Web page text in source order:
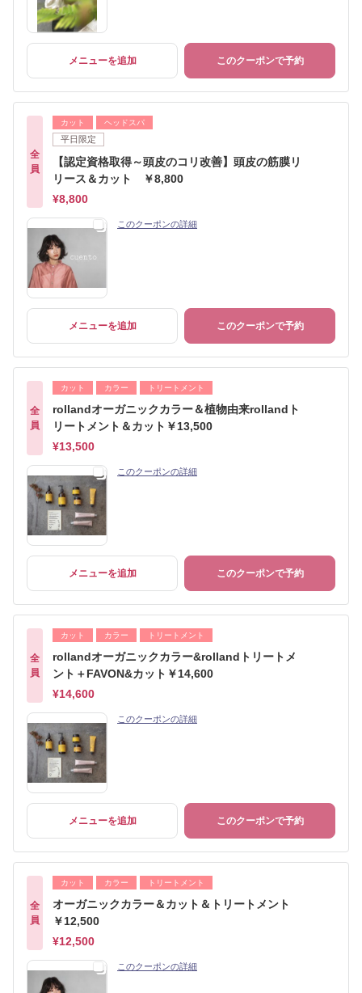
メニューを追加 このクーポンで予約
全
員
カット ヘッドスパ
平日限定
【認定資格取得～頭皮のコリ改善】頭皮の筋膜リ
リース＆カット ￥8,800
¥8,800
このクーポンの詳細
メニューを追加 このクーポンで予約
全
員
カット カラー トリートメント
rollandオーガニックカラー＆植物由来rollandト
リートメント＆カット￥13,500
¥13,500
このクーポンの詳細
メニューを追加 このクーポンで予約
全
員
カット カラー トリートメント
rollandオーガニックカラー&rollandトリートメ
ント＋FAVON&カット￥14,600
¥14,600
このクーポンの詳細
メニューを追加 このクーポンで予約
全
員
カット カラー トリートメント
オーガニックカラー＆カット＆トリートメント
￥12,500
¥12,500
このクーポンの詳細